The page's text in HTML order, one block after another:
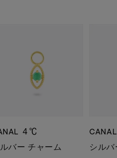
４℃
バー チャーム
シル